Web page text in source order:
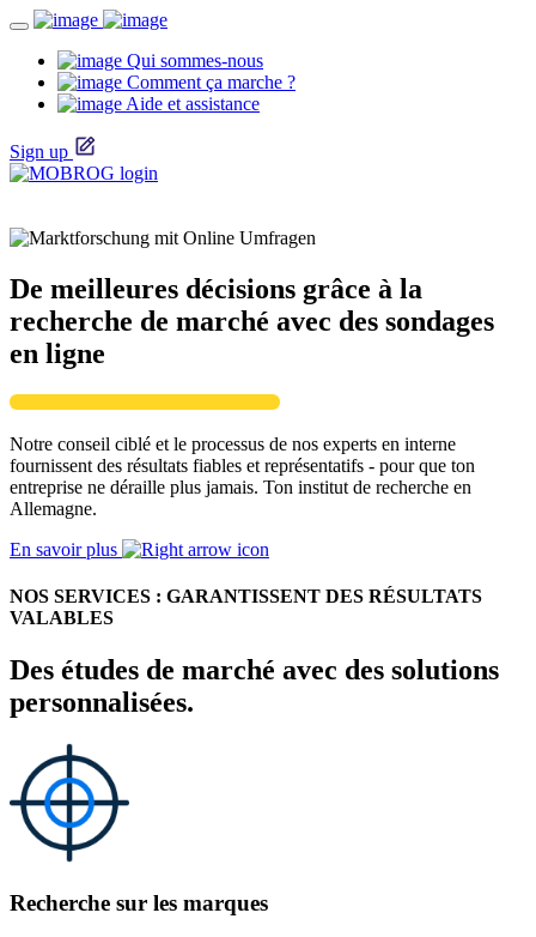
Qui sommes-nous
Comment ça marche ?
Aide et assistance
Sign up
De meilleures décisions grâce à la
recherche de marché avec des sondages
en ligne
Notre conseil ciblé et le processus de nos experts en interne
fournissent des résultats fiables et représentatifs - pour que ton
entreprise ne déraille plus jamais. Ton institut de recherche en
Allemagne.
En savoir plus
NOS SERVICES : GARANTISSENT DES RÉSULTATS
VALABLES
Des études de marché avec des solutions
personnalisées.
Recherche sur les marques